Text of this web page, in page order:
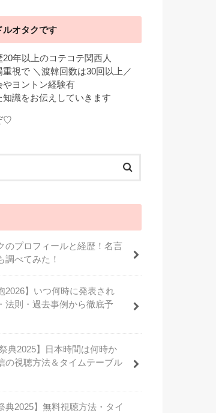
ルオタクです
年以上のコテコテ関西人
視で ＼渡韓回数は30回以上／
ヨントン経験有
識をお伝えしていきます
♡
のプロフィールと経歴！名言
調べてみた！
2026】いつ何時に発表され
法則・過去事例から徹底予
典2025】日本時間は何時か
の視聴方法＆タイムテーブル
典2025】無料視聴方法・タイ